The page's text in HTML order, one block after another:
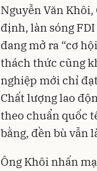
Nguyễn Văn
định, làn sóng
đang mở ra “cơ
thách thức cũng
nghiệp mới chỉ
Chất lượng lao
theo chuẩn quốc
bằng, đền bù vẫn
Ông Khôi nhấn